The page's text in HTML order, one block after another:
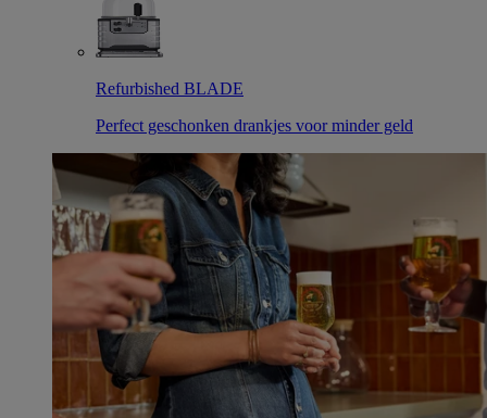
Refurbished BLADE
Perfect geschonken drankjes voor minder geld